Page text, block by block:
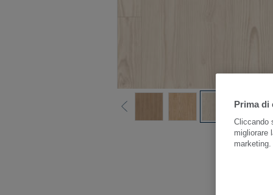
Prima di
Cliccando
migliorare
marketing.